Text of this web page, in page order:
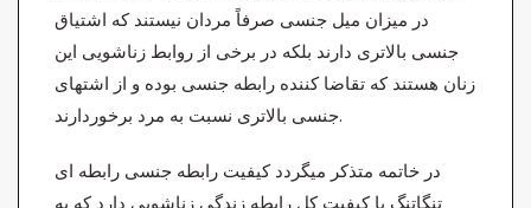
در میزان میل جنسی صرفاً مردان نیستند که اشتیاق
جنسی بالاتری دارند بلکه در برخی از روابط زناشویی این
زنان هستند که تقاضا کننده رابطه جنسی بوده و از اشتهای
جنسی بالاتری نسبت به مرد برخوردارند.
در خاتمه متذکر میگردد کیفیت رابطه جنسی رابطه ای
تنگاتنگ با کیفیت کل رابطه زندگی زناشویی دارد که به